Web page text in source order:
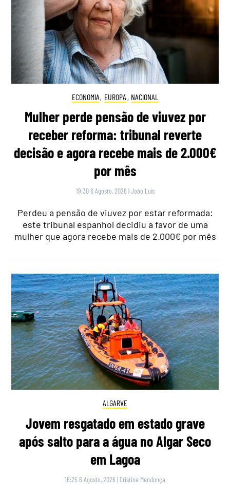
ECONOMIA, EUROPA , NACIONAL
Mulher perde pensão de viuvez por
receber reforma: tribunal reverte
decisão e agora recebe mais de 2.000€
por mês
19:30 6 Agosto, 2026 |João Luís
Perdeu a pensão de viuvez por estar reformada:
este tribunal espanhol decidiu a favor de uma
mulher que agora recebe mais de 2.000€ por mês
ALGARVE
Jovem resgatado em estado grave
após salto para a água no Algar Seco
em Lagoa
16:25 6 Agosto, 2026 | Cristina Mendonça